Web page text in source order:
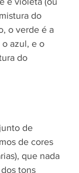
do
o verde é a
o azul, e o
do
de
de cores
que nada
tons